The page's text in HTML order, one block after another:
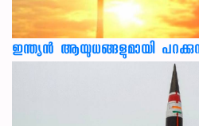
ഇന്ത്യൻ ആയുധങ്ങളുമായി